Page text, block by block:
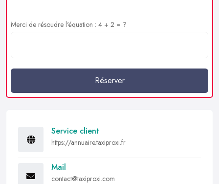
Merci de résoudre l'équation : 4 + 2 = ?
Réserver
Service client
https://annuaire.taxiproxi.fr
Mail
contact@taxiproxi.com